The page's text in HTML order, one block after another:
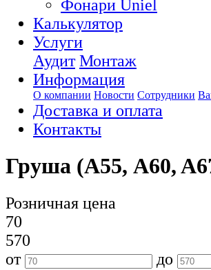
Фонари Uniel
Калькулятор
Услуги
Аудит Монтаж
Информация
О компании Новости Сотрудники
Доставка и оплата
Контакты
Груша (А55, A60,
Розничная цена
70
570
от
до